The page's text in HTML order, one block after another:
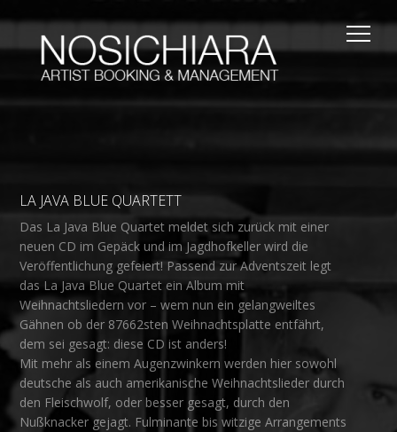
LA JAVA BLUE QUARTETT
Das La Java Blue Quartet meldet sich zurück mit einer
neuen CD im Gepäck und im Jagdhofkeller wird die
Veröffentlichung gefeiert! Passend zur Adventszeit legt
das La Java Blue Quartet ein Album mit
Weihnachtsliedern vor – wem nun ein gelangweiltes
Gähnen ob der 87662sten Weihnachtsplatte entfährt,
dem sei gesagt: diese CD ist anders!
Mit mehr als einem Augenzwinkern werden hier sowohl
deutsche als auch amerikanische Weihnachtslieder durch
den Fleischwolf, oder besser gesagt, durch den
Nußknacker gejagt. Fulminante bis witzige Arrangements